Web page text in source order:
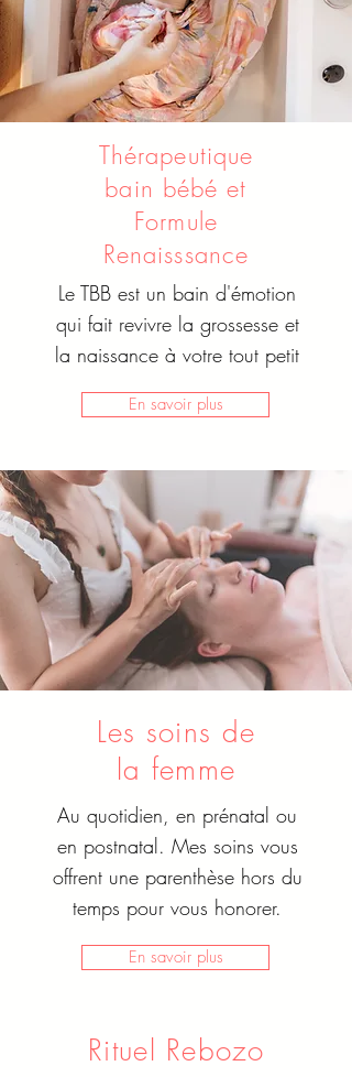
Thérapeutique
bain bébé et
Formule
Renaisssance
Le TBB est un bain d'émotion
qui fait revivre la grossesse et
la naissance à votre tout petit
En savoir plus
Les soins de
la femme
Au quotidien, en prénatal ou
en postnatal. Mes soins vous
offrent une parenthèse hors du
temps pour vous honorer.
En savoir plus
Rituel Rebozo